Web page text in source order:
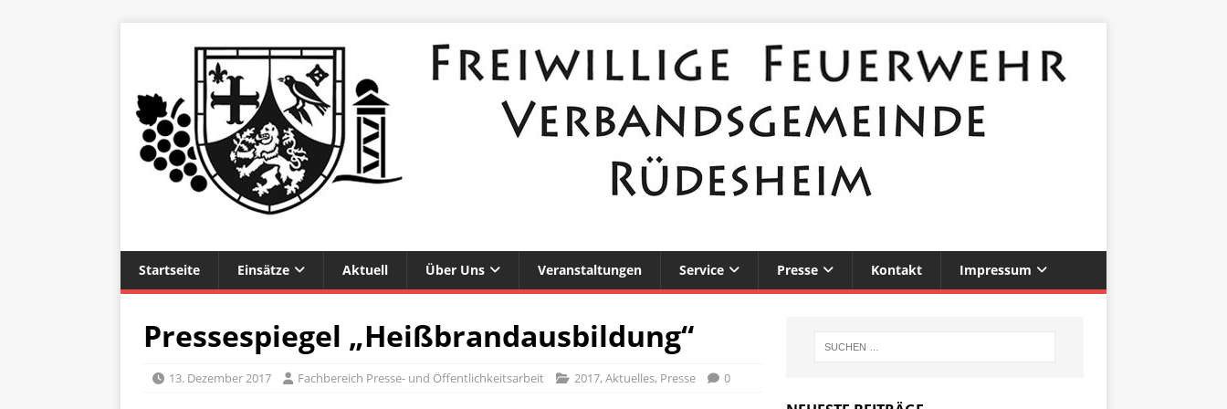
Startseite Einsätze Aktuell Über Uns Veranstaltungen Service Presse Kontakt Impressum
Pressespiegel „Heißbrandausbildung“
13. Dezember 2017 Fachbereich Presse- und Öffentlichkeitsarbeit 2017, Aktuelles, Presse 0